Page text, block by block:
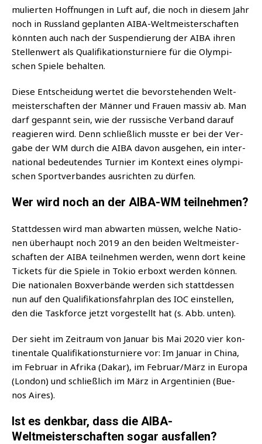
mu­lier­ten Hoff­nun­gen in Luft auf, die noch in die­sem Jahr
noch in Russ­land geplan­ten AIBA-Welt­meis­ter­schaf­ten
könn­ten auch nach der Sus­pen­die­rung der AIBA ihren
Stel­len­wert als Qua­li­fi­ka­ti­ons­tur­nie­re für die Olym­pi­
schen Spie­le behalten.
Die­se Ent­schei­dung wer­tet die bevor­ste­hen­den Welt­
meis­ter­schaf­ten der Män­ner und Frau­en mas­siv ab. Man
darf gespannt sein, wie der rus­si­sche Ver­band dar­auf
reagie­ren wird. Denn schließ­lich muss­te er bei der Ver­
ga­be der WM durch die AIBA davon aus­ge­hen, ein inter­
na­tio­nal bedeu­ten­des Tur­nier im Kon­text eines olym­pi­
schen Sport­ver­ban­des aus­rich­ten zu dürfen.
Wer wird noch an der AIBA-WM teilnehmen?
Statt­des­sen wird man abwar­ten müs­sen, wel­che Natio­
nen über­haupt noch 2019 an den bei­den Welt­meis­ter­
schaf­ten der AIBA teil­neh­men wer­den, wenn dort kei­ne
Tickets für die Spie­le in Tokio erboxt wer­den kön­nen.
Die natio­na­len Box­ver­bän­de wer­den sich statt­des­sen
nun auf den Qua­li­fi­ka­ti­ons­fahr­plan des IOC ein­stel­len,
den die Taskforce jetzt vor­ge­stellt hat (s. Abb. unten).
Der sieht im Zeit­raum von Janu­ar bis Mai 2020 vier kon­
ti­nen­ta­le Qua­li­fi­ka­ti­ons­tur­nie­re vor: Im Janu­ar in Chi­na,
im Febru­ar in Afri­ka (Dakar), im Februar/März in Euro­pa
(Lon­don) und schließ­lich im März in Argen­ti­ni­en (Bue­
nos Aires).
Ist es denkbar, dass die AIBA-
Weltmeisterschaften sogar ausfallen?